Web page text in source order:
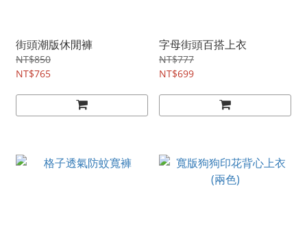
街頭潮版休閒褲
NT$850
NT$765
字母街頭百搭上衣
NT$777
NT$699